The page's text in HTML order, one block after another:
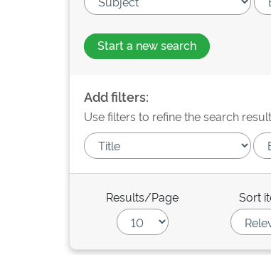
Start a new search
Add filters:
Use filters to refine the search
Results/Page Sort